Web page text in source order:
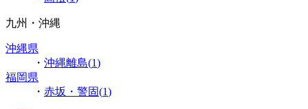
九州・沖縄
沖縄県
・ 沖縄離島(1)
福岡県
・ 赤坂・警固(1)